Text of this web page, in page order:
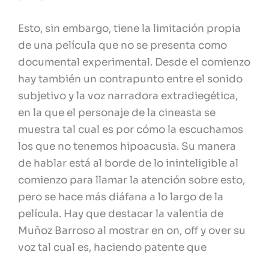
Esto, sin embargo, tiene la limitación propia
de una película que no se presenta como
documental experimental. Desde el comienzo
hay también un contrapunto entre el sonido
subjetivo y la voz narradora extradiegética,
en la que el personaje de la cineasta se
muestra tal cual es por cómo la escuchamos
los que no tenemos hipoacusia. Su manera
de hablar está al borde de lo ininteligible al
comienzo para llamar la atención sobre esto,
pero se hace más diáfana a lo largo de la
película. Hay que destacar la valentía de
Muñoz Barroso al mostrar en on, off y over su
voz tal cual es, haciendo patente que